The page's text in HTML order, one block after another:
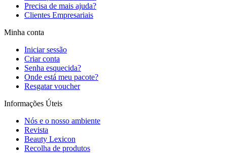
Precisa de mais ajuda?
Clientes Empresariais
Minha conta
Iniciar sessão
Criar conta
Senha esquecida?
Onde está meu pacote?
Resgatar voucher
Informações Úteis
Nós e o nosso ambiente
Revista
Beauty Lexicon
Recolha de produtos